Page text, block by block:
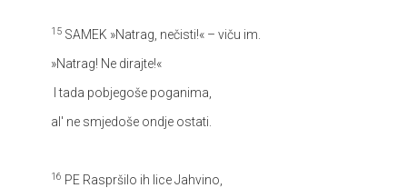
15 SAMEK »Natrag, nečisti!« – viču im.
»Natrag! Ne dirajte!«
I tada pobjegoše poganima,
al' ne smjedoše ondje ostati.
16 PE Raspršilo ih lice Jahvino,